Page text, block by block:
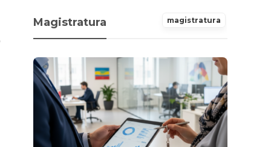
Magistratura magistratura